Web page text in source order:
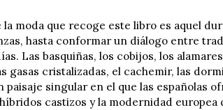
moda que recoge este libro es aquel
hasta conformar un diálogo entre
Las basquiñas, los cobijos, los
gasas cristalizadas, el cachemir, las
paisaje singular en el que las españolas
castizos y la modernidad europea